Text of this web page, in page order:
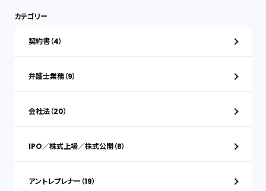
カテゴリー
契約書（4）
弁護士業務（9）
会社法（20）
IPO／株式上場／株式公開（8）
アントレプレナー（19）